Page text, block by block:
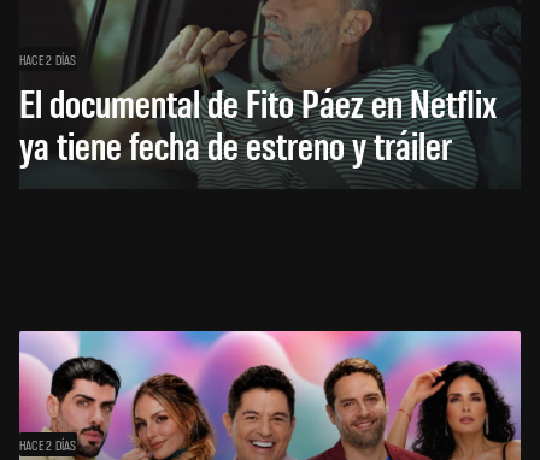
HACE 2 DÍAS
El documental de Fito Páez en Netflix
ya tiene fecha de estreno y tráiler
HACE 2 DÍAS